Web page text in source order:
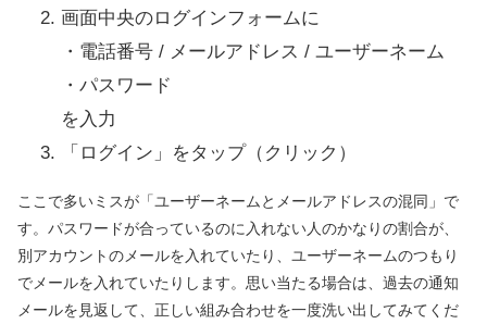
画面中央のログインフォームに
・電話番号 / メールアドレス / ユーザーネーム
・パスワード
を入力
「ログイン」をタップ（クリック）
ここで多いミスが「ユーザーネームとメールアドレスの混同」で
す。パスワードが合っているのに入れない人のかなりの割合が、
別アカウントのメールを入れていたり、ユーザーネームのつもり
でメールを入れていたりします。思い当たる場合は、過去の通知
メールを見返して、正しい組み合わせを一度洗い出してみてくだ